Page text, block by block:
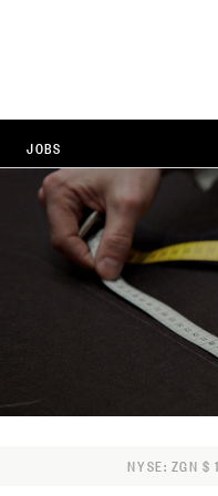
NYSE: ZGN $
JOBS
WORKING AT ZEGNA
CAREER AREAS